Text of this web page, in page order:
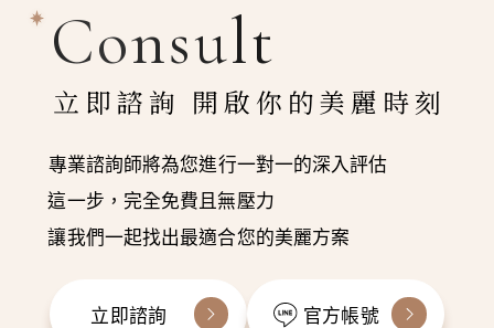
Consult
立即諮詢 開啟你的美麗時刻
專業諮詢師將為您進行一對一的深入評估
這一步，完全免費且無壓力
讓我們一起找出最適合您的美麗方案
立即諮詢 官方帳號